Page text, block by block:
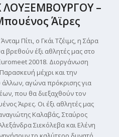
ΛΟΥΞΕΜΒΟΥΡΓΟΥ –
Άϊρες
Πίτι, ο Γκάι Τζέιμς, η Σάρα
βρεθούν έξι αθλητές μας στο
20018. Διοργάνωση
μέχρι και την
άλλων, αγώνα πρόκρισης για
που θα διεξαχθούν τον
Άιρες. Οι έξι αθλητές μας
Καλαβάς, Σταύρος
Σιεκόλεβα και Ελένη